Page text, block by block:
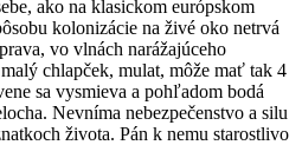
ako na klasickom európskom
kolonizácie na živé oko netrvá
vo vlnách narážajúceho
chlapček, mulat, môže mať tak 4
sa vysmieva a pohľadom bodá
Nevníma nebezpečenstvo a silu
života. Pán k nemu starostlivo